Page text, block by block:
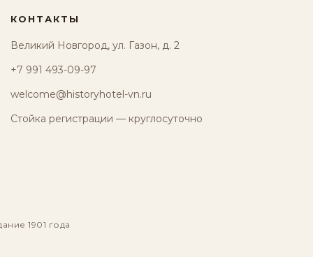
КОНТАКТЫ
Великий Новгород, ул. Газон, д. 2
+7 991 493-09-97
welcome@historyhotel-vn.ru
Стойка регистрации — круглосуточно
1901 года